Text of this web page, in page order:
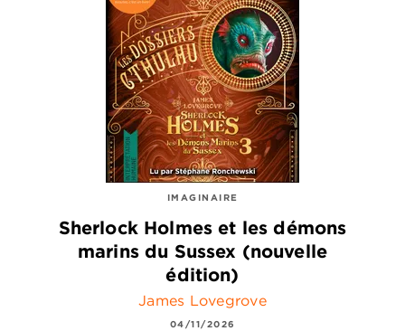
IMAGINAIRE
Sherlock Holmes et les démons
marins du Sussex (nouvelle
édition)
James Lovegrove
04/11/2026